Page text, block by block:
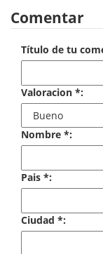
DVD
Ensayo
Ensayo literario
Física y Química
Física y química
Comentar
Título de tu
Valoracion *:
Nombre *:
Pais *:
Ciudad *: